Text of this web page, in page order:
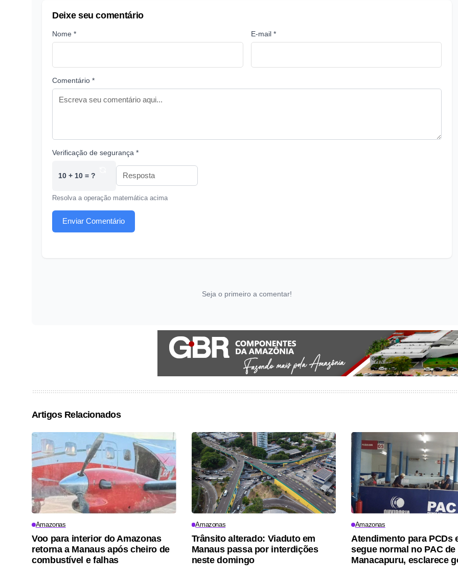
Deixe seu comentário
Nome * E-mail *
Comentário *
Verificação de segurança *
10 + 10 = ?
Resolva a operação matemática acima
Enviar Comentário
Seja o primeiro a comentar!
Artigos Relacionados
Amazonas
Voo para interior do Amazonas
retorna a Manaus após cheiro de
combustível e falhas
Amazonas
Trânsito alterado: Viaduto em
Manaus passa por interdições
neste domingo
Amazonas
Atendimento para PCDs
segue normal no PAC de
Manacapuru, esclarece